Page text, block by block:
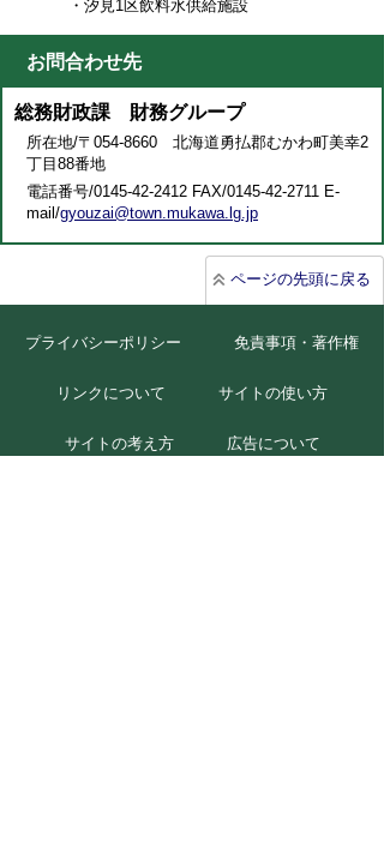
・汐見1区飲料水供給施設
お問合わせ先
総務財政課 財務グループ
所在地/〒054-8660 北海道勇払郡むかわ町美幸2
丁目88番地
電話番号/0145-42-2412 FAX/0145-42-2711 E-
mail/gyouzai@town.mukawa.lg.jp
ページの先頭に戻る
プライバシーポリシー 免責事項・著作権
リンクについて サイトの使い方
サイトの考え方 広告について